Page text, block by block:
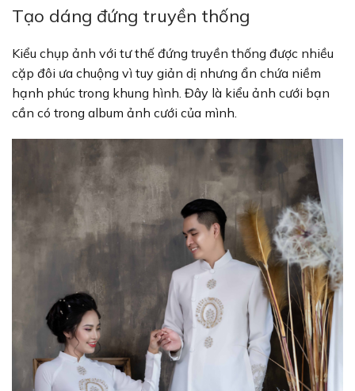
Tạo dáng đứng truyền thống
Kiểu chụp ảnh với tư thế đứng truyền thống được nhiều
cặp đôi ưa chuộng vì tuy giản dị nhưng ẩn chứa niềm
hạnh phúc trong khung hình. Đây là kiểu ảnh cưới bạn
cần có trong album ảnh cưới của mình.